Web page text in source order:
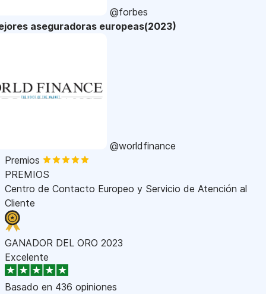
@forbes
aseguradoras europeas(2023)
@worldfinance
Premios
PREMIOS
Centro de Contacto Europeo y Servicio de Atención al
Cliente
GANADOR DEL ORO 2023
Excelente
Basado en 436 opiniones